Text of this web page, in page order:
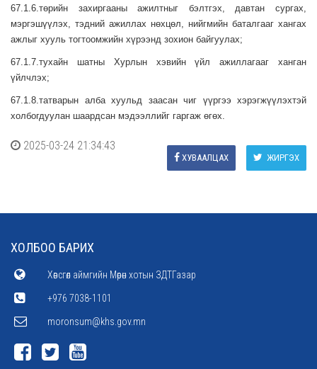
67.1.6.төрийн захиргааны ажилтныг бэлтгэх, давтан сургах,
мэргэшүүлэх, тэдний ажиллах нөхцөл, нийгмийн баталгааг хангах
ажлыг хууль тогтоомжийн хүрээнд зохион байгуулах;
67.1.7.тухайн шатны Хурлын хэвийн үйл ажиллагааг ханган
үйлчлэх;
67.1.8.татварын алба хуульд заасан чиг үүргээ хэрэгжүүлэхтэй
холбогдуулан шаардсан мэдээллийг гаргаж өгөх.
2025-03-24 21:34:43
ЖИРГЭХ
ХУВААЛЦАХ
ХОЛБОО БАРИХ
Хөвсгөл аймгийн Мөрөн хотын ЗДТГазар
+976 7038-1101
moronsum@khs.gov.mn